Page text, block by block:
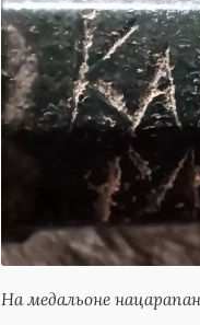
На медальоне